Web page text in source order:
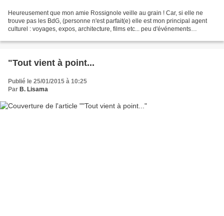
Heureusement que mon amie Rossignole veille au grain ! Car, si elle ne
trouve pas les BdG, (personne n'est parfait(e) elle est mon principal agent
culturel : voyages, expos, architecture, films etc... peu d'événements
"Tout vient à point...
Publié le 25/01/2015 à 10:25
Par B. Lisama